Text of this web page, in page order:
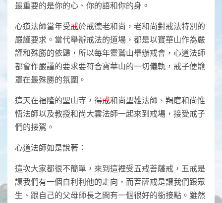
最重要的是你的心、你的語和你的身。
心道法師當年受戒於戒德老和尚，老和尚對戒法特別的
嚴謹要求。當代舉辦戒法的道場，都是以寶華山作為嚴
謹和殊勝的依歸，所以每年靈鷲山舉辦戒會，心道法師
都會作嚴謹的要求要符合寶華山的一切儀軌，戒子便籠
罩在最殊勝的氛圍。
這天在福隆的聖山寺，得戒和尚聖雄法師、羯磨和尚惟
悟法師以及教授和尚大雲法師一起來到戒場，接受戒子
們的接駕。
心道法師如是說著：
這次大家都很不簡單，來到這裡受五戒菩薩戒，五戒是
讓我們有一個自利利他的走向，而菩薩戒是讓我們跟眾
生、跟自己的父母師長之間有一個很好的銜接點。雖然